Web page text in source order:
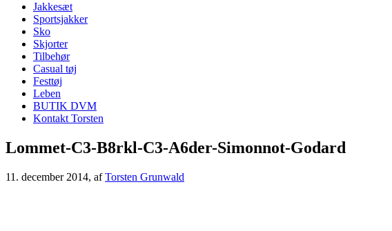
Jakkesæt
Sportsjakker
Sko
Skjorter
Tilbehør
Casual tøj
Festtøj
Leben
BUTIK DVM
Kontakt Torsten
Lommet-C3-B8rkl-C3-A6der-Simonnot-Godard
11. december 2014, afTorsten Grunwald